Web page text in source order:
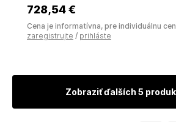
728,54 €
Cena je informatívna, pre individuálnu
zaregistrujte / prihláste
Zobraziť ďalších 5